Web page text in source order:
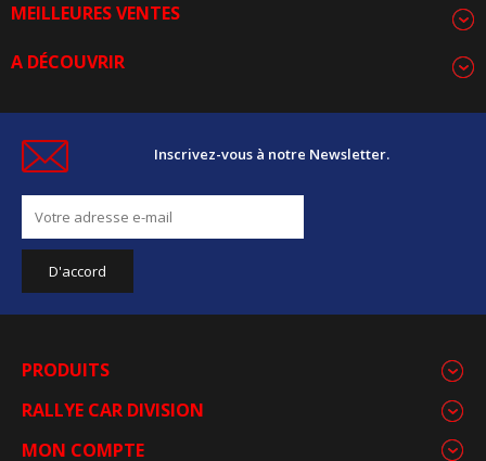
MEILLEURES VENTES
A DÉCOUVRIR
Inscrivez-vous à notre Newsletter.
PRODUITS
RALLYE CAR DIVISION
MON COMPTE